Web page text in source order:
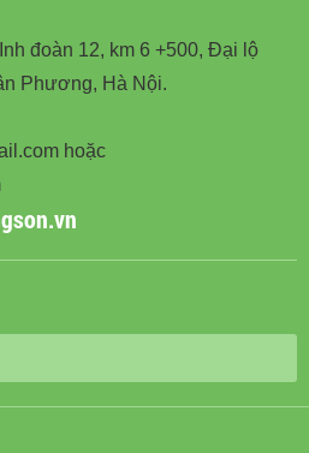
đoàn 12, km 6 +500, Đại lộ
Phương, Hà Nội.
hoặc